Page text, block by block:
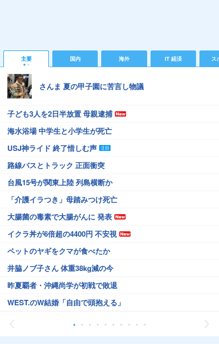
主要 国内 海外 IT 経済 ス
さんま 夏の甲子園に苦言し物議
子ども3人を2日半放置 母親逮捕
海水浴場 中学生と小学生が死亡
USJ神ライド 終了惜しむ声
路線バスとトラック 正面衝突
台風15号が関東上陸 列島横断か
「介護イラつき」母踏みつけ死亡
大腸菌の毒素で大腸がんに 発表
イクラ丼が6倍超の4400円 不安視
ペットのヤギをクマが食べたか
井脇ノブ子さん 体重38kg減の今
昨夏覇者・沖縄尚学が初戦で敗退
WEST.のW結婚「自由で頭抱える」